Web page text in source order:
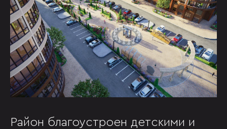
Район благоустроен детскими и